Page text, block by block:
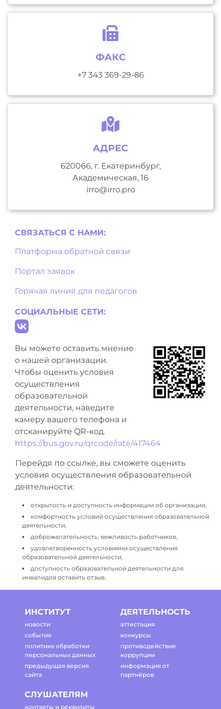
ФАКС
+7 343 369-29-86
АДРЕС
620066, г. Екатеринбург,
Академическая, 16
irro@irro.pro
СВЯЗАТЬСЯ С НAМИ:
Платформа обратной связи
Портал заявок
Горячая линия для педагогов
СОЦИАЛЬНЫЕ СЕТИ:
Вы можете оставить мнение
о нашей организации.
Чтобы оценить условия
осуществления
образовательной
деятельности, наведите
камеру вашего телефона и
отсканируйте QR-код.
https://bus.gov.ru/qrcode/rate/417464
Перейдя по ссылке, вы сможете оценить
условия осуществления образовательной
деятельности:
открытость и доступность информации об организации,
комфортность условий осуществления образовательной
деятельности,
доброжелательность, вежливость работников,
удовлетворенность условиями осуществления
образовательной деятельности,
доступность образовательной деятельности для
инвалидов оставить отзыв.
ИНСТИТУТ
новости
события
политика обработки
персональных данных
предыдущая версия
сайта
ДЕЯТЕЛЬНОСТЬ
аттестация
конкурсы
противодействие
коррупции
информация от
партнёров
СЛУШАТЕЛЯМ
контакты и реквизиты